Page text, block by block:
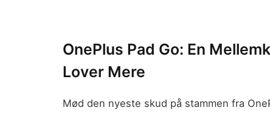
OnePlus Pad Go: En
Lover Mere
Mød den nyeste skud på stammen fra